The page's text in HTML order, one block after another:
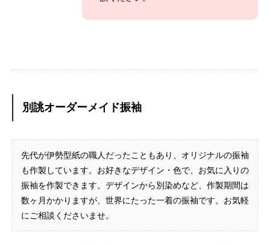
別誂オーダーメイド振袖
先代が伊勢型紙の職人だったこともあり、オリジナルの振袖
も作製しています。お好きなデザイン・色で、お気に入りの
振袖を作製できます。デザインから別染めなど、作製期間は
数ヶ月かかりますが、世界にたった一着の振袖です。お気軽
にご相談くださいませ。